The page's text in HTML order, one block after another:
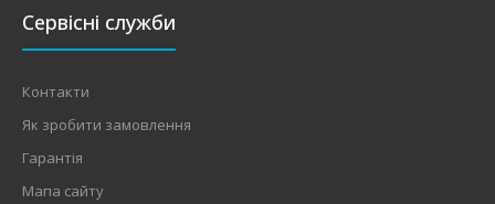
Сервісні служби
Контакти
Як зробити замовлення
Гарантія
Мапа сайту